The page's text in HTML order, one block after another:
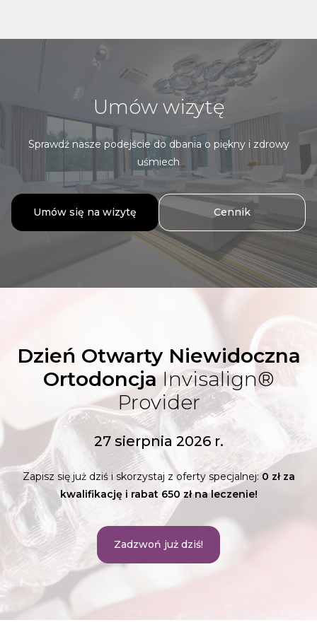
Umów wizytę
Sprawdź nasze podejście do dbania o piękny i zdrowy
uśmiech
Umów się na wizytę Cennik
Dzień Otwarty Niewidoczna
OrtodoncjaInvisalign®
Provider
27 sierpnia 2026 r.
Zapisz się już dziś i skorzystaj z oferty specjalnej:0 zł za
kwalifikację i rabat 650 zł na leczenie!
Zadzwoń już dziś!